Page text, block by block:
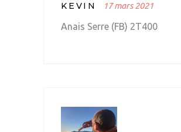
KEVIN 17 mars 2021
Anais Serre (FB) 2T400